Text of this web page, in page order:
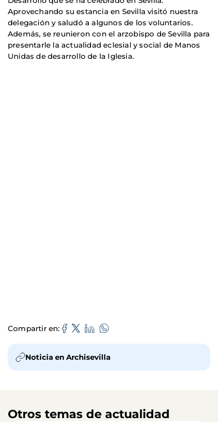
Aprovechando su estancia en Sevilla visitó nuestra
delegación y saludó a algunos de los voluntarios.
Además, se reunieron con el arzobispo de Sevilla para
presentarle la actualidad eclesial y social de Manos
Unidas de desarrollo de la Iglesia.
Compartir en
Noticia en Archisevilla
Otros temas de actualidad